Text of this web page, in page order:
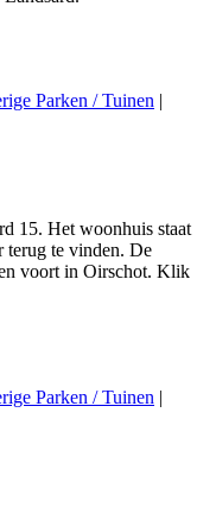
Parken / Tuinen |
15. Het woonhuis staat
terug te vinden. De
voort in Oirschot. Klik
Parken / Tuinen |